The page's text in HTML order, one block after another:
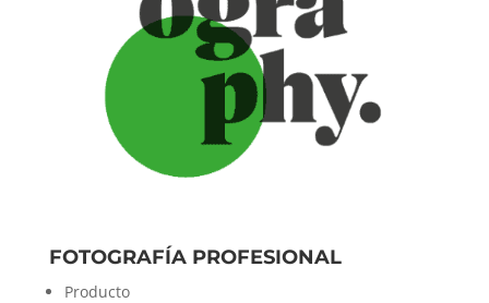
FOTOGRAFÍA PROFESIONAL
Producto